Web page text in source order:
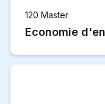
120 Master
Economie